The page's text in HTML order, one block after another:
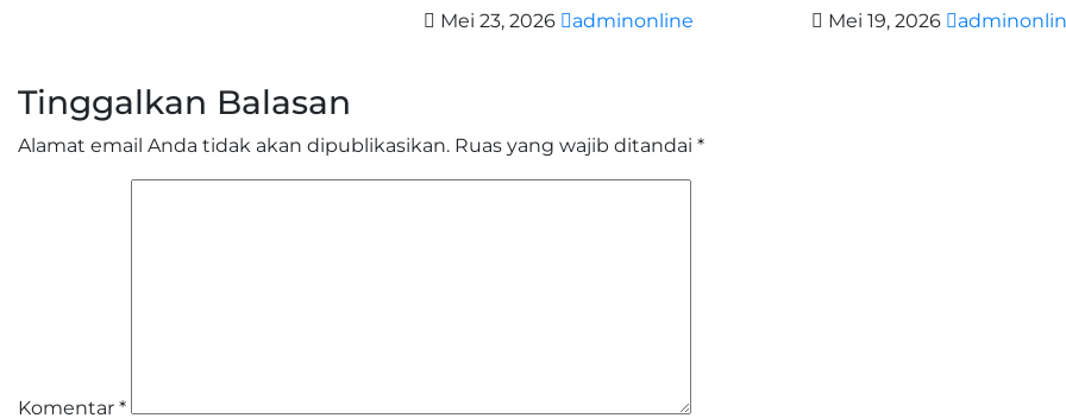
Mei 23, 2026 adminonline Mei 19, 2026
Tinggalkan Balasan
Alamat email Anda tidak akan dipublikasikan. Ruas yang wajib ditandai *
Komentar *